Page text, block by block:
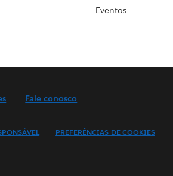
Eventos
Fale conosco
PREFERÊNCIAS DE COOKIES